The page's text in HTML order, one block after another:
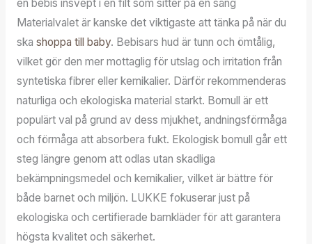
en bebis insvept i en filt som sitter på en säng
Materialvalet är kanske det viktigaste att tänka på när du
ska shoppa till baby. Bebisars hud är tunn och ömtålig,
vilket gör den mer mottaglig för utslag och irritation från
syntetiska fibrer eller kemikalier. Därför rekommenderas
naturliga och ekologiska material starkt. Bomull är ett
populärt val på grund av dess mjukhet, andningsförmåga
och förmåga att absorbera fukt. Ekologisk bomull går ett
steg längre genom att odlas utan skadliga
bekämpningsmedel och kemikalier, vilket är bättre för
både barnet och miljön. LUKKE fokuserar just på
ekologiska och certifierade barnkläder för att garantera
högsta kvalitet och säkerhet.